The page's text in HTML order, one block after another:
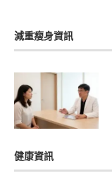
減重瘦身資訊
健康資訊